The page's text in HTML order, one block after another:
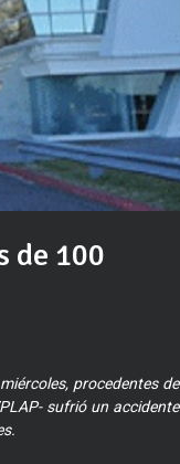
de 100
procedentes de
sufrió un accidente